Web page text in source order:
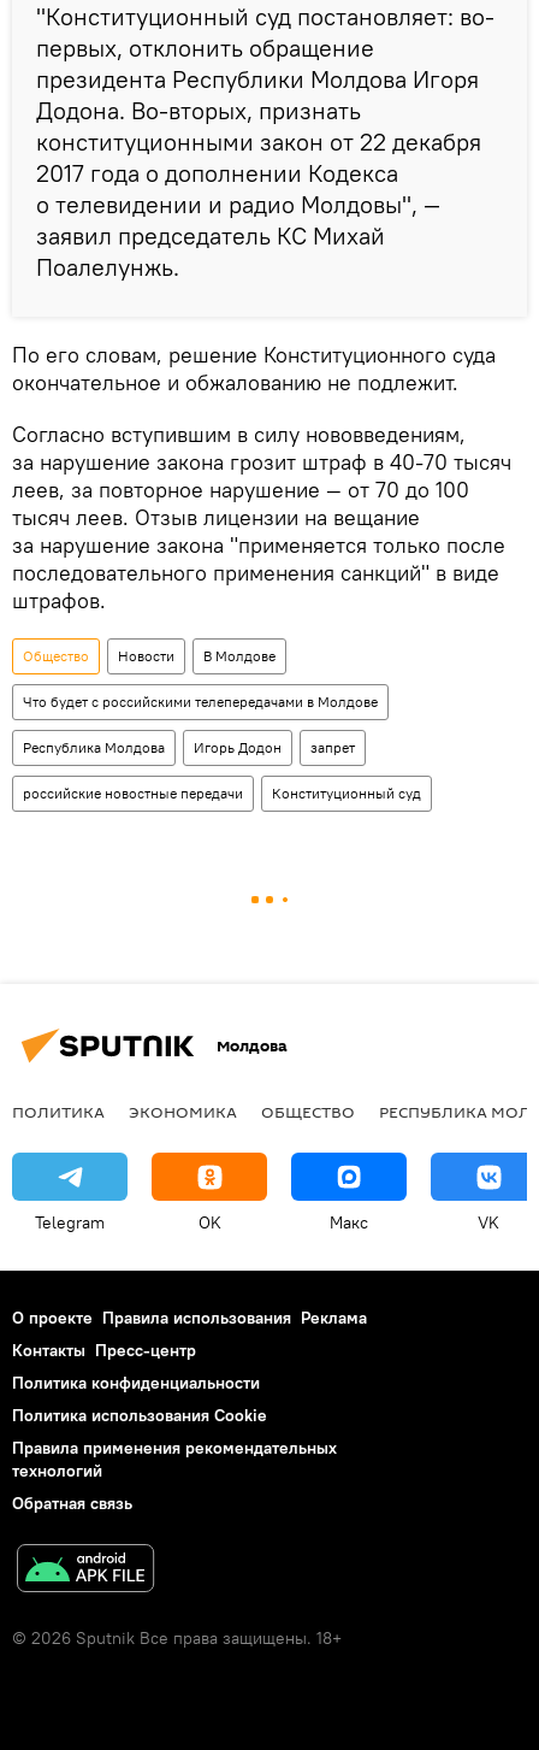
"Конституционный суд постановляет: во-
первых, отклонить обращение
президента Республики Молдова Игоря
Додона. Во-вторых, признать
конституционными закон от 22 декабря
2017 года о дополнении Кодекса
о телевидении и радио Молдовы", —
заявил председатель КС Михай
Поалелунжь.
По его словам, решение Конституционного суда
окончательное и обжалованию не подлежит.
Согласно вступившим в силу нововведениям,
за нарушение закона грозит штраф в 40-70 тысяч
леев, за повторное нарушение — от 70 до 100
тысяч леев. Отзыв лицензии на вещание
за нарушение закона "применяется только после
последовательного применения санкций" в виде
штрафов.
Общество Новости В Молдове
Что будет с российскими телепередачами в Молдове
Республика Молдова Игорь Додон запрет
российские новостные передачи Конституционный суд
Молдова
ПОЛИТИКА ЭКОНОМИКА ОБЩЕСТВО РЕСПУБЛИКА
Telegram OK Макс VK
О проекте Правила использования Реклама
Контакты Пресс-центр
Политика конфиденциальности
Политика использования Cookie
Правила применения рекомендательных
технологий
Обратная связь
© 2026 Sputnik Все права защищены. 18+